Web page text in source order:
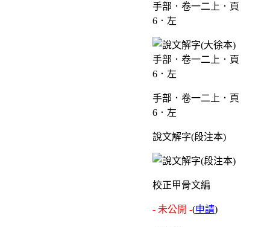
手部．卷一二上．頁
6．左
手部．卷一二上．頁
6．左
說文解字(段注本)
校正甲骨文編
- 未公開 -(申請)